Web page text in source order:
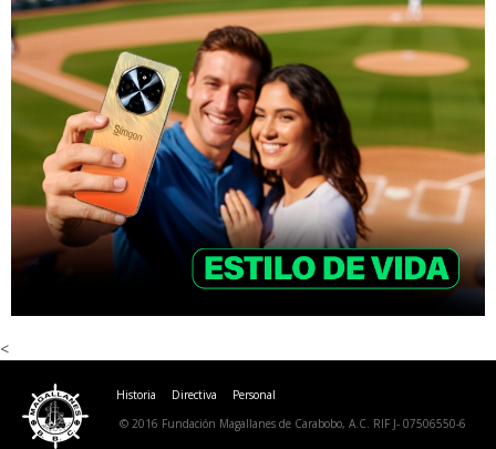
<
Historia Directiva
Personal
© 2016 Fundación Magallanes de Carabobo, A.C. RIF J- 07506550-6